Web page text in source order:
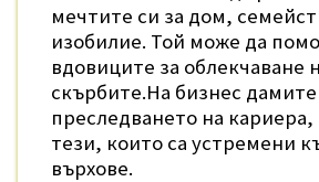
мечтите си за дом,
изобилие. Той може да
вдовиците за облекчаване
скърбите.На бизнес дамите
преследването на кариера,
тези, които са устремени
върхове.